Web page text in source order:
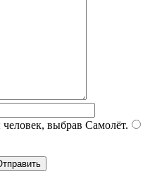
выбрав Самолёт.